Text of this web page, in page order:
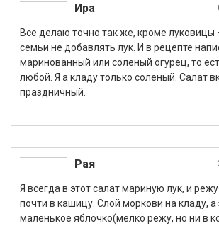
Ира
Все делаю точно так же, кроме луковицы
семьи не добавлять лук. И в рецепте
маринованный или соленый огурец, то
любой. Я а кладу только соленый. Салат
праздничный.
Рая
Я всегда в этот салат мариную лук, и
почти в кашицу. Слой моркови на кладу,
маленькое яблочко(мелко режу, но ни в